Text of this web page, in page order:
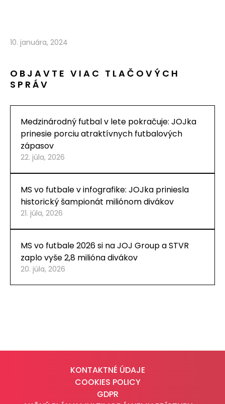
10. januára, 2024
OBJAVTE VIAC TLAČOVÝCH
SPRÁV
Medzinárodný futbal v lete pokračuje: JOJka
prinesie porciu atraktívnych futbalových
zápasov
22. júla, 2026
MS vo futbale v infografike: JOJka priniesla
historický šampionát miliónom divákov
21. júla, 2026
MS vo futbale 2026 si na JOJ Group a STVR
zaplo vyše 2,8 milióna divákov
20. júla, 2026
KONTAKTNÉ ÚDAJE
COOKIES POLICY
GDPR